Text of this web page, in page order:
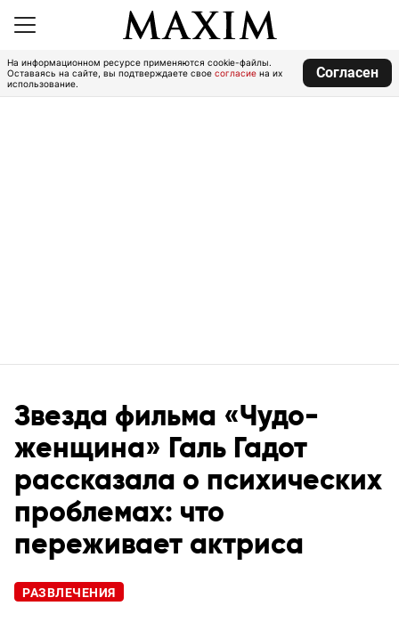
На информационном ресурсе применяются cookie-файлы.
Оставаясь на сайте, вы подтверждаете свое согласие на их
использование.
Согласен
Звезда фильма «Чудо-
женщина» Галь Гадот
рассказала о психических
проблемах: что
переживает актриса
РАЗВЛЕЧЕНИЯ